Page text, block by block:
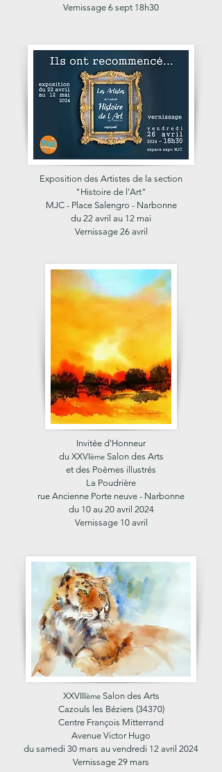
Vernissage 6 sept 18h30
Exposition des Artistes de la section
"Histoire de l'Art"
MJC - Place Salengro - Narbonne
du 22 avril au 12 mai
Vernissage 26 avril
Invitée d'Honneur
du XXVIèmeSalon des Arts
et des Poèmes illustrés
La Poudrière
rue Ancienne Porte neuve - Narbonne
du 10 au 20 avril 2024
Vernissage 10 avril
XXVIIIèmeSalon des Arts
Cazouls les Béziers (34370)
Centre François Mitterrand
Avenue Victor Hugo
du samedi 30 mars au vendredi 12 avril 2024
Vernissage 29 mars